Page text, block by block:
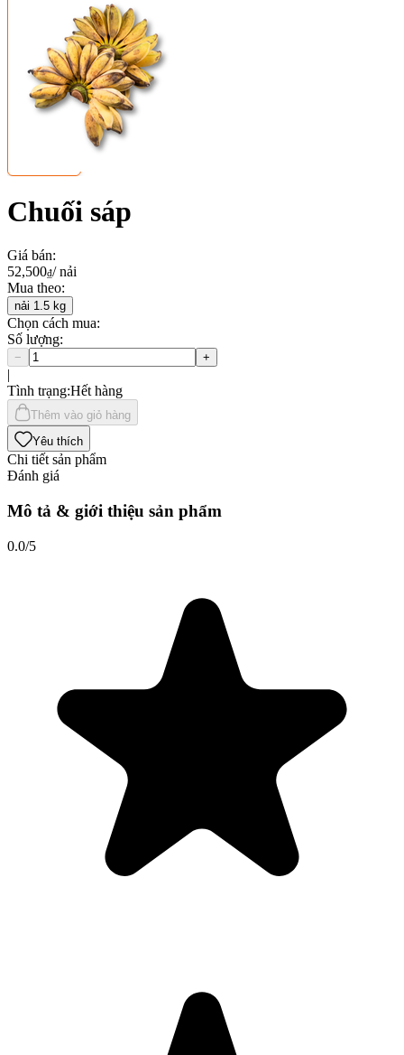
Chuối sáp
Giá bán:
52,500₫/ nải
Mua theo:
nải 1.5 kg
Chọn cách mua:
Số lượng:
− +
|
Tình trạng:Hết hàng
Thêm vào giỏ hàng
Yêu thích
Chi tiết sản phẩm
Đánh giá
Mô tả & giới thiệu sản phẩm
0.0/5